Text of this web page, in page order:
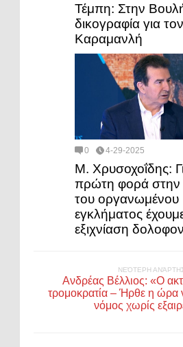
Τέμπη: Στην
δικογραφία για
Καραμανλή
0 4-29-2025
Μ. Χρυσοχοΐδης:
πρώτη φορά στην
του οργανωμένου
εγκλήματος
εξιχνίαση
ΝΕΌΤΕΡΗ
Ανδρέας Βέλλιος: «Ο
τρομοκρατία – Ήρθε η ώρα
νόμος χωρίς